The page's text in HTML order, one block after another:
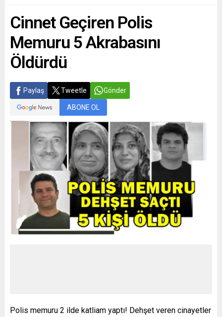
Cinnet Geçiren Polis
Memuru 5 Akrabasını
Öldürdü
Paylaş Tweetle Gönder
ABONE OL
Polis memuru 2 ilde katliam yaptı! Dehşet veren cinayetler